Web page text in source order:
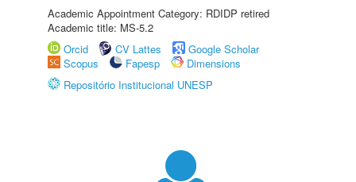
Academic Appointment Category: RDIDP retired
Academic title: MS-5.2
Orcid
CV Lattes
Google Scholar
Scopus
Fapesp
Dimensions
Repositório Institucional UNESP